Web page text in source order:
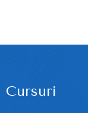
Cursuri